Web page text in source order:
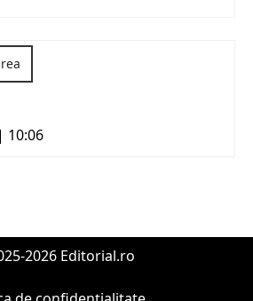
10:06
2026 Editorial.ro